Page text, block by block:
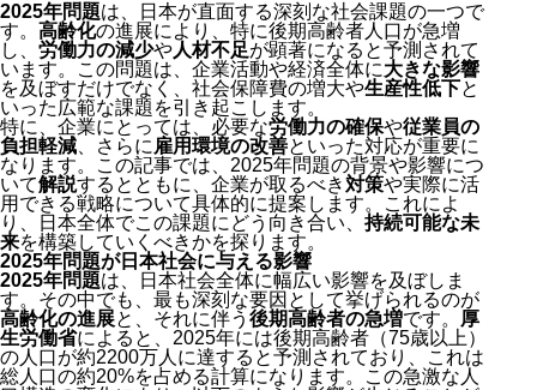
2025年問題は、日本が直面する深刻な社会課題の一つで
す。 高齢化の進展により、特に後期高齢者人口が急増
し、 労働力の減少や人材不足が顕著になると予測されて
います。この問題は、企業活動や経済全体に大きな影響
を及ぼすだけでなく、社会保障費の増大や生産性低下と
いった広範な課題を引き起こします。
特に、企業にとっては、必要な労働力の確保や従業員の
負担軽減 、さらに 雇用環境の改善といった対応が重要に
なります。この記事では、2025年問題の背景や影響につ
いて解説するとともに、企業が取るべき対策や実際に活
用できる戦略について具体的に提案します。これによ
り、日本全体でこの課題にどう向き合い、 持続可能な未
来を構築していくべきかを探ります。
2025年問題が日本社会に与える影響
2025年問題は、日本社会全体に幅広い影響を及ぼしま
す。その中でも、最も深刻な要因として挙げられるのが
高齢化の進展と、それに伴う 後期高齢者の急増です。 厚
生労働省によると、2025年には後期高齢者（75歳以上）
の人口が約2200万人に達すると予測されており、これは
総人口の約20%を占める計算になります。この急激な人